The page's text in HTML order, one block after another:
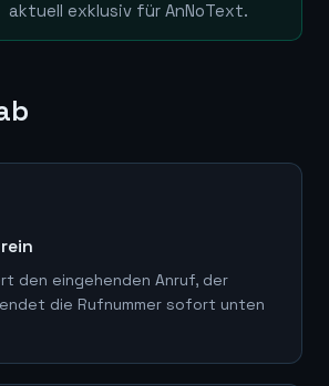
aktuell exklusiv für AnNoText.
den eingehenden Anruf, der
die Rufnummer sofort unten